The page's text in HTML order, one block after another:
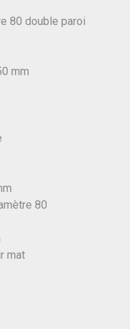
80 double paroi
mm
80
mat